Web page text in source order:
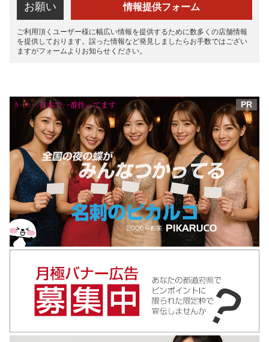
お願い
ご利用頂くユーザー様に幅広い情報を提供するために数多くの店舗情報
を提供しております。誤った情報など発見しましたらお手数ではござい
ますがフォームよりお知らせください。
情報提供フォーム
PR